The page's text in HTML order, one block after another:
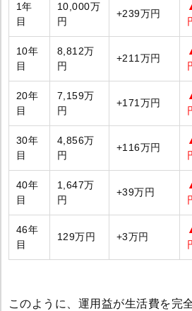
1年
目
10,000万
円
+239万円
10年
目
8,812万
円
+211万円
20年
目
7,159万
円
+171万円
30年
目
4,856万
円
+116万円
40年
目
1,647万
円
+39万円
46年
目
129万円 +3万円
このように、運用益が生活費を完